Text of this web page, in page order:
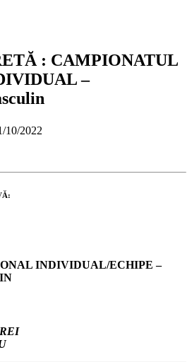
: CAMPIONATUL
–
10/2022
INDIVIDUAL/ECHIPE –